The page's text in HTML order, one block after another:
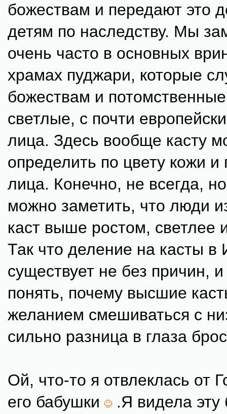
божествам и передают это
детям по наследству. Мы
очень часто в основных
храмах пуджари, которые
божествам и
светлые, с почти
лица. Здесь вообще касту
определить по цвету кожи и
лица. Конечно, не всегда,
можно заметить, что люди
каст выше ростом, светлее
Так что деление на касты в
существует не без причин, и
понять, почему высшие
желанием смешиваться с
сильно разница в глаза
Ой, что-то я отвлеклась от
его бабушки
.Я видела эту